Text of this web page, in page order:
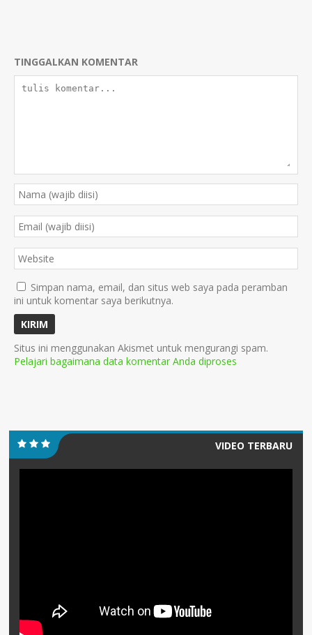
TINGGALKAN KOMENTAR
Simpan nama, email, dan situs web saya pada peramban
ini untuk komentar saya berikutnya.
Situs ini menggunakan Akismet untuk mengurangi spam.
Pelajari bagaimana data komentar Anda diproses
VIDEO TERBARU